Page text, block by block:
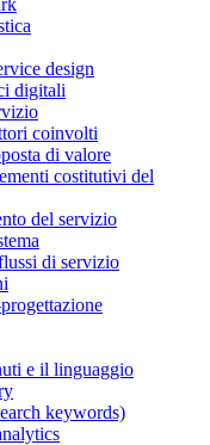
design
digitali
coinvolti
di valore
costitutivi del
del servizio
di servizio
e il linguaggio
keywords)